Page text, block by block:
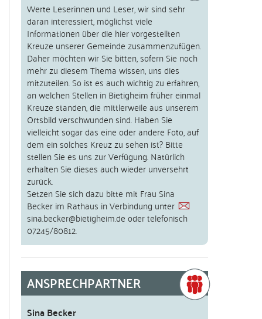
Werte Leserinnen und Leser, wir sind sehr
daran interessiert, möglichst viele
Informationen über die hier vorgestellten
Kreuze unserer Gemeinde zusammenzufügen.
Daher möchten wir Sie bitten, sofern Sie noch
mehr zu diesem Thema wissen, uns dies
mitzuteilen. So ist es auch wichtig zu erfahren,
an welchen Stellen in Bietigheim früher einmal
Kreuze standen, die mittlerweile aus unserem
Ortsbild verschwunden sind. Haben Sie
vielleicht sogar das eine oder andere Foto, auf
dem ein solches Kreuz zu sehen ist? Bitte
stellen Sie es uns zur Verfügung. Natürlich
erhalten Sie dieses auch wieder unversehrt
zurück.
Setzen Sie sich dazu bitte mit Frau Sina
Becker im Rathaus in Verbindung unter
sina.becker@bietigheim.deoder telefonisch
07245/80812.
ANSPRECHPARTNER
Sina Becker